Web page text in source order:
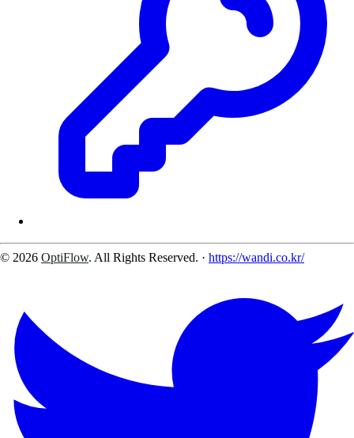
© 2026 OptiFlow. All Rights Reserved. · https://wandi.co.kr/